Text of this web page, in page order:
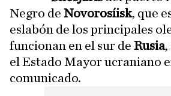
Negro de Novorosíisk, que
eslabón de los principales
funcionan en el sur de Rusia,
el Estado Mayor ucraniano
comunicado.